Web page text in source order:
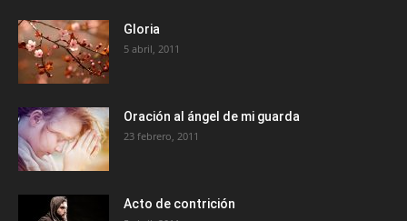
Gloria
5 abril, 2011
Oración al ángel de mi guarda
23 febrero, 2011
Acto de contrición